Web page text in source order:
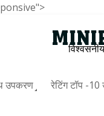
उपकरण रेटिंग टॉप -